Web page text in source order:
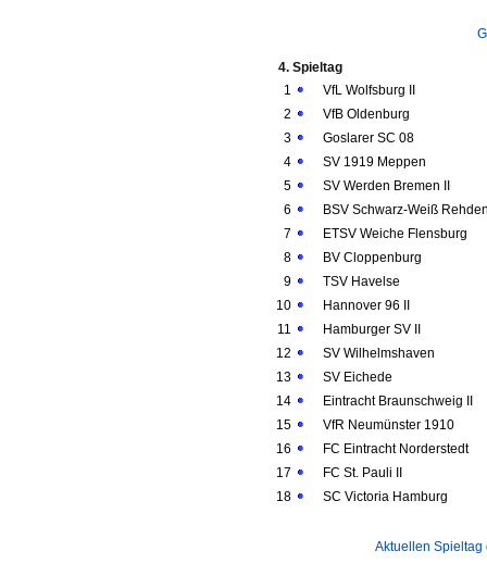
4. Spieltag
1
VfL Wolfsburg II
2
VfB Oldenburg
3
Goslarer SC 08
4
SV 1919 Meppen
5
SV Werden Bremen II
6
BSV Schwarz-Weiß
7
ETSV Weiche Flensburg
8
BV Cloppenburg
9
TSV Havelse
10
Hannover 96 II
11
Hamburger SV II
12
SV Wilhelmshaven
13
SV Eichede
14
Eintracht Braunschweig II
15
VfR Neumünster 1910
16
FC Eintracht Norderstedt
17
FC St. Pauli II
18
SC Victoria Hamburg
Aktuellen Spieltag